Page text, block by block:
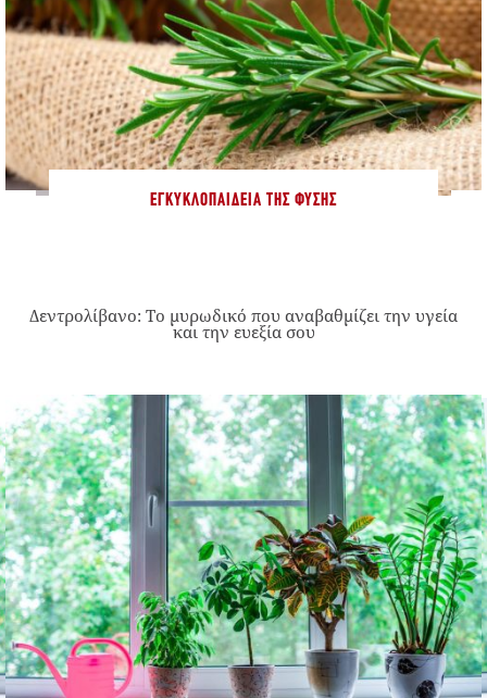
ΕΓΚΥΚΛΟΠΑΊΔΕΙΑ ΤΗΣ ΦΎΣΗΣ
Δεντρολίβανο: Το μυρωδικό που αναβαθμίζει την υγεία
και την ευεξία σου